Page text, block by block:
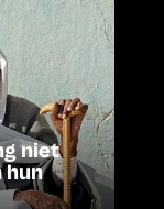
niet
hun